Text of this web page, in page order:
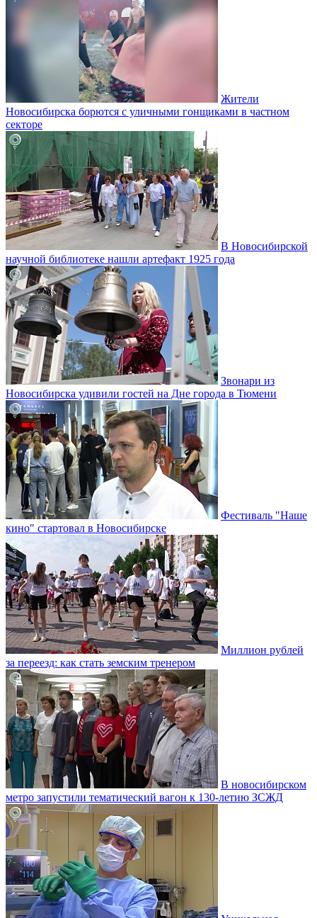
Жители
Новосибирска борются с уличными гонщиками в частном
секторе
В Новосибирской
научной библиотеке нашли артефакт 1925 года
Звонари из
Новосибирска удивили гостей на Дне города в Тюмени
Фестиваль "Наше
кино" стартовал в Новосибирске
Миллион рублей
за переезд: как стать земским тренером
В новосибирском
метро запустили тематический вагон к 130-летию ЗСЖД